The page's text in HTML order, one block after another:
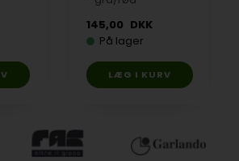
145,00 DKK
På lager